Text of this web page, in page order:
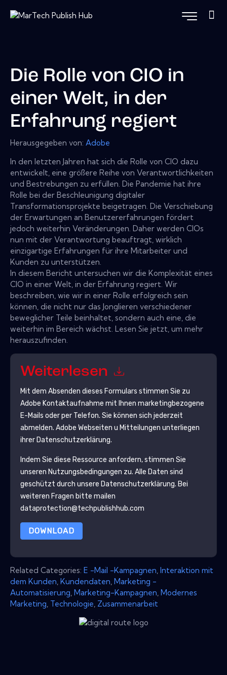
Die Rolle von CIO in
einer Welt, in der
Erfahrung regiert
Herausgegeben von: Adobe
In den letzten Jahren hat sich die Rolle von CIO dazu
entwickelt, eine größere Reihe von Verantwortlichkeiten
und Bestrebungen zu erfüllen. Die Pandemie hat ihre
Rolle bei der Beschleunigung digitaler
Transformationsprojekte beigetragen. Die Verschiebung
der Erwartungen an Benutzererfahrungen fördert
jedoch weiterhin Veränderungen. Daher werden CIOs
nun mit der Verantwortung beauftragt, wirklich
einzigartige Erfahrungen für ihre Mitarbeiter und
Kunden zu unterstützen.
In diesem Bericht untersuchen wir die Komplexität eines
CIO in einer Welt, in der Erfahrung regiert. Wir
beschreiben, wie wir in einer Rolle erfolgreich sein
können, die nicht nur das Jonglieren verschiedener
beweglicher Teile beinhaltet, sondern auch eine, die
weiterhin im Bereich wächst. Lesen Sie jetzt, um mehr
herauszufinden.
Weiterlesen
Mit dem Absenden dieses Formulars stimmen Sie zu
Adobe Kontaktaufnahme mit Ihnen marketingbezogene
E-Mails oder per Telefon. Sie können sich jederzeit
abmelden. Adobe Webseiten u Mitteilungen unterliegen
ihrer Datenschutzerklärung.
Indem Sie diese Ressource anfordern, stimmen Sie
unseren Nutzungsbedingungen zu. Alle Daten sind
geschützt durch unsere Datenschutzerklärung. Bei
weiteren Fragen bitte mailen
dataprotection@techpublishhub.com
DOWNLOAD
Related Categories: E -Mail -Kampagnen Interaktion mit
dem Kunden Kundendaten Marketing -
Automatisierung Marketing-Kampagnen Modernes
Marketing Technologie Zusammenarbeit